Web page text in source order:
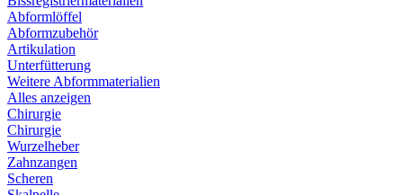
Abformlöffel
Abformzubehör
Artikulation
Unterfütterung
Weitere Abformmaterialien
Alles anzeigen
Chirurgie
Chirurgie
Wurzelheber
Zahnzangen
Scheren